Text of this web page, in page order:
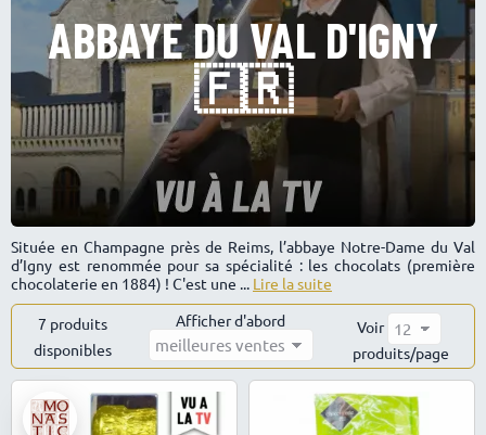
ABBAYE DU VAL D'IGNY
🇫🇷
Située en Champagne près de Reims, l’abbaye Notre-Dame du Val
d’Igny est renommée pour sa spécialité : les chocolats (première
chocolaterie en 1884) ! C'est une ... Lire la suite
7 produits
disponibles
par
popularité
Afficher d'abord
Voir
produits/page